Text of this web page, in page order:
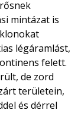
mintázat is
légáramlást,
felett.
de zord
területein,
és dérrel